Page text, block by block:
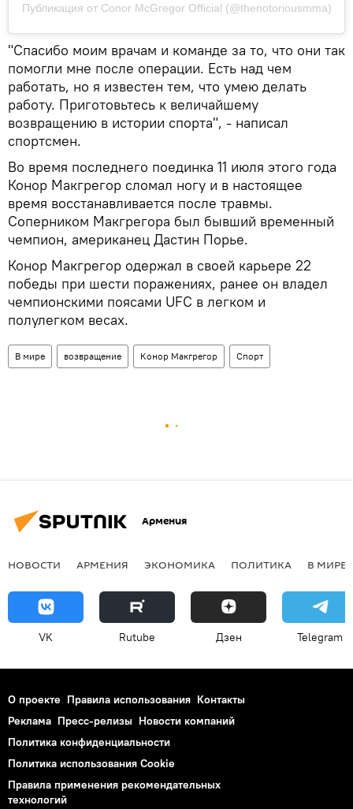
Публикация от Conor McGregor Official (@thenotoriousmma)
"Спасибо моим врачам и команде за то, что они так
помогли мне после операции. Есть над чем
работать, но я известен тем, что умею делать
работу. Приготовьтесь к величайшему
возвращению в истории спорта", - написал
спортсмен.
Во время последнего поединка 11 июля этого года
Конор Макгрегор сломал ногу и в настоящее
время восстанавливается после травмы.
Соперником Макгрегора был бывший временный
чемпион, американец Дастин Порье.
Конор Макгрегор одержал в своей карьере 22
победы при шести поражениях, ранее он владел
чемпионскими поясами UFC в легком и
полулегком весах.
В мире возвращение Конор Макгрегор Спорт
Армения
НОВОСТИ АРМЕНИЯ ЭКОНОМИКА ПОЛИТИКА В МИРЕ
VK Rutube Дзен Telegram
О проекте Правила использования Контакты
Реклама Пресс-релизы Новости компаний
Политика конфиденциальности
Политика использования Cookie
Правила применения рекомендательных
технологий